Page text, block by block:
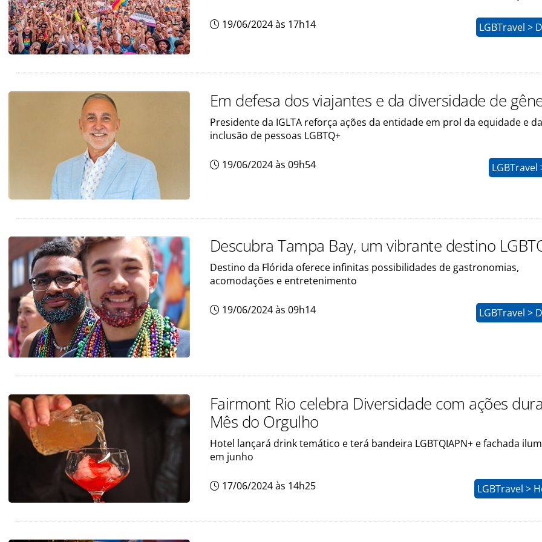
19/06/2024 às 17h14 LGBTravel >
Em defesa dos viajantes e da diversidade de
Presidente da IGLTA reforça ações da entidade em prol da equidade e da
inclusão de pessoas LGBTQ+
19/06/2024 às 09h54 LGBTravel
Descubra Tampa Bay, um vibrante destino
Destino da Flórida oferece infinitas possibilidades de gastronomias,
acomodações e entretenimento
19/06/2024 às 09h14 LGBTravel >
Fairmont Rio celebra Diversidade com ações
Mês do Orgulho
Hotel lançará drink temático e terá bandeira LGBTQIAPN+ e fachada
em junho
17/06/2024 às 14h25 LGBTravel >